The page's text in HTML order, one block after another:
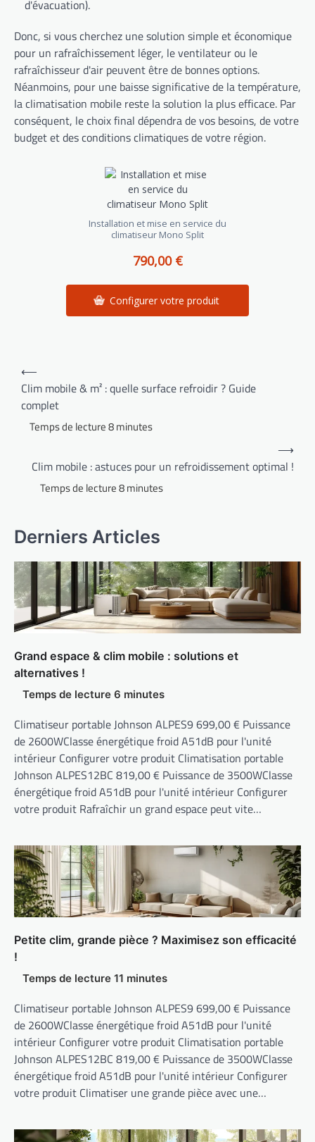
d'évacuation).
Donc, si vous cherchez une solution simple et économique
pour un rafraîchissement léger, le ventilateur ou le
rafraîchisseur d'air peuvent être de bonnes options.
Néanmoins, pour une baisse significative de la température,
la climatisation mobile reste la solution la plus efficace. Par
conséquent, le choix final dépendra de vos besoins, de votre
budget et des conditions climatiques de votre région.
Installation et mise en service du
climatiseur Mono Split
790,00 €
Configurer votre produit
Navigation
de
l’article
⟵
Clim mobile & m² : quelle surface refroidir ? Guide
complet
Clim mobile : astuces pour un refroidissement optimal !
⟶
Derniers Articles
Grand espace & clim mobile : solutions et
alternatives !
Climatiseur portable Johnson ALPES9 699,00 € Puissance
de 2600WClasse énergétique froid A51dB pour l'unité
intérieur Configurer votre produit Climatisation portable
Johnson ALPES12BC 819,00 € Puissance de 3500WClasse
énergétique froid A51dB pour l'unité intérieur Configurer
votre produit Rafraîchir un grand espace peut vite…
Petite clim, grande pièce ? Maximisez son efficacité
!
Climatiseur portable Johnson ALPES9 699,00 € Puissance
de 2600WClasse énergétique froid A51dB pour l'unité
intérieur Configurer votre produit Climatisation portable
Johnson ALPES12BC 819,00 € Puissance de 3500WClasse
énergétique froid A51dB pour l'unité intérieur Configurer
votre produit Climatiser une grande pièce avec une…